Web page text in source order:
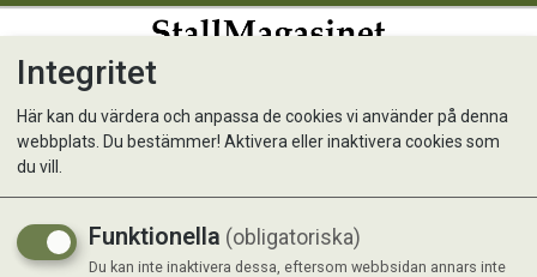
Trädgårdsgaller/
SVART
Integritet
Här kan du värdera och anpassa de cookies vi använder på denna
webbplats. Du bestämmer! Aktivera eller inaktivera cookies som
du vill.
Funktionella (obligatoriska)
Du kan inte inaktivera dessa, eftersom webbsidan annars inte